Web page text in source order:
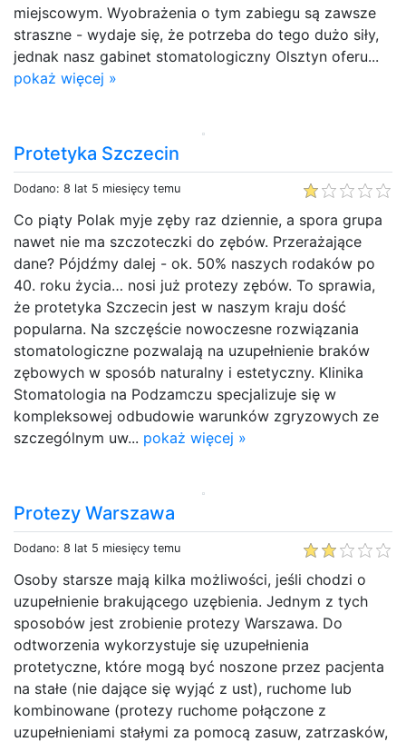
miejscowym. Wyobrażenia o tym zabiegu są zawsze
straszne - wydaje się, że potrzeba do tego dużo siły,
jednak nasz gabinet stomatologiczny Olsztyn oferu...
pokaż więcej »
Protetyka Szczecin
Dodano: 8 lat 5 miesięcy temu
Co piąty Polak myje zęby raz dziennie, a spora grupa
nawet nie ma szczoteczki do zębów. Przerażające
dane? Pójdźmy dalej - ok. 50% naszych rodaków po
40. roku życia… nosi już protezy zębów. To sprawia,
że protetyka Szczecin jest w naszym kraju dość
popularna. Na szczęście nowoczesne rozwiązania
stomatologiczne pozwalają na uzupełnienie braków
zębowych w sposób naturalny i estetyczny. Klinika
Stomatologia na Podzamczu specjalizuje się w
kompleksowej odbudowie warunków zgryzowych ze
szczególnym uw... pokaż więcej »
Protezy Warszawa
Dodano: 8 lat 5 miesięcy temu
Osoby starsze mają kilka możliwości, jeśli chodzi o
uzupełnienie brakującego uzębienia. Jednym z tych
sposobów jest zrobienie protezy Warszawa. Do
odtworzenia wykorzystuje się uzupełnienia
protetyczne, które mogą być noszone przez pacjenta
na stałe (nie dające się wyjąć z ust), ruchome lub
kombinowane (protezy ruchome połączone z
uzupełnieniami stałymi za pomocą zasuw, zatrzasków,